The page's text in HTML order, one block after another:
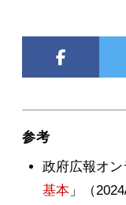
参考
政府広報オン
基本 」（